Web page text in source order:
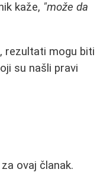
kaže, "može da
rezultati mogu biti
su našli pravi
ovaj članak.